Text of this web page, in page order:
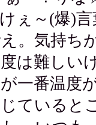
ぇ～(爆)
。気持ち
は難しい
一番温度
ていると